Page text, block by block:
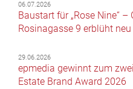
06.07.2026
Baustart für „Rose Nine“
Rosinagasse 9 erblüht neu
29.06.2026
epmedia gewinnt zum
Estate Brand Award 2026